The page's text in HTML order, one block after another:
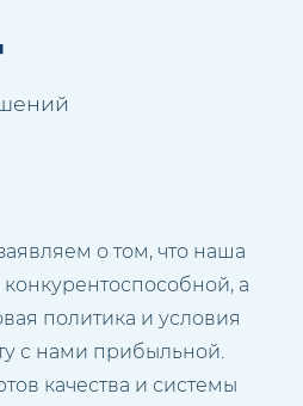
о том, что наша
а
политика и условия
с нами прибыльной.
качества и системы